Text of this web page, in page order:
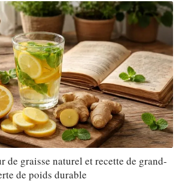
de graisse naturel et recette de grand-
de poids durable